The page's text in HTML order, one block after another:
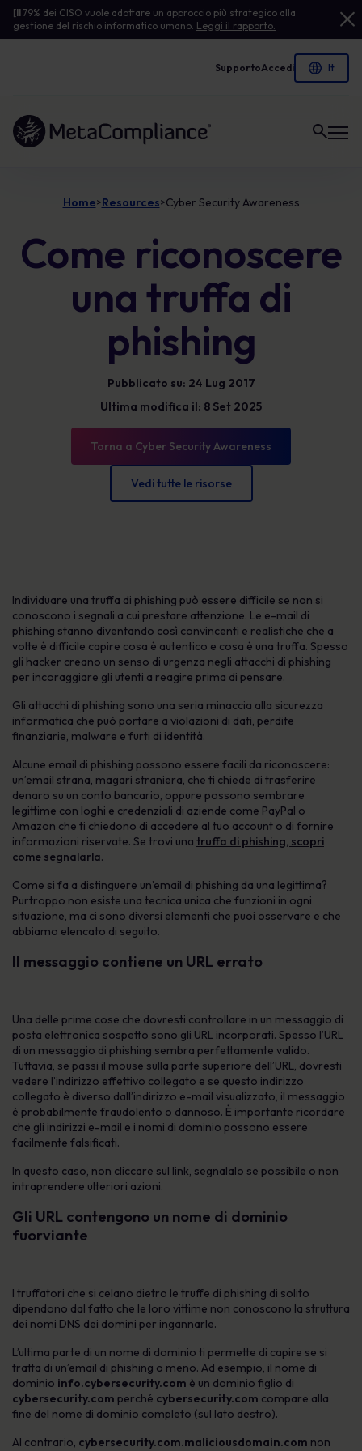
[Il79% dei CISO vuole adottare un approccio più strategico alla
gestione del rischio informatico umano. Leggi il rapporto.
SupportoAccedi
Link alla homepage
Home>Resources>Cyber Security Awareness
Come riconoscere
una truffa di
phishing
Pubblicato su: 24 Lug 2017
Ultima modifica il: 8 Set 2025
Torna a Cyber Security Awareness
Vedi tutte le risorse
Individuare una truffa di phishing può essere difficile se non si
conoscono i segnali a cui prestare attenzione. Le e-mail di
phishing stanno diventando così convincenti e realistiche che a
volte è difficile capire cosa è autentico e cosa è una truffa. Spesso
gli hacker creano un senso di urgenza negli attacchi di phishing
per incoraggiare gli utenti a reagire prima di pensare.
Gli attacchi di phishing sono una seria minaccia alla sicurezza
informatica che può portare a violazioni di dati, perdite
finanziarie, malware e furti di identità.
Alcune email di phishing possono essere facili da riconoscere:
un’email strana, magari straniera, che ti chiede di trasferire
denaro su un conto bancario, oppure possono sembrare
legittime con loghi e credenziali di aziende come PayPal o
Amazon che ti chiedono di accedere al tuo account o di fornire
informazioni riservate. Se trovi una truffa di phishing, scopri
come segnalarla.
Come si fa a distinguere un’email di phishing da una legittima?
Purtroppo non esiste una tecnica unica che funzioni in ogni
situazione, ma ci sono diversi elementi che puoi osservare e che
abbiamo elencato di seguito.
Il messaggio contiene un URL errato
Una delle prime cose che dovresti controllare in un messaggio di
posta elettronica sospetto sono gli URL incorporati. Spesso l’URL
di un messaggio di phishing sembra perfettamente valido.
Tuttavia, se passi il mouse sulla parte superiore dell’URL, dovresti
vedere l’indirizzo effettivo collegato e se questo indirizzo
collegato è diverso dall’indirizzo e-mail visualizzato, il messaggio
è probabilmente fraudolento o dannoso. È importante ricordare
che gli indirizzi e-mail e i nomi di dominio possono essere
facilmente falsificati.
In questo caso, non cliccare sul link, segnalalo se possibile o non
intraprendere ulteriori azioni.
Gli URL contengono un nome di dominio
fuorviante
I truffatori che si celano dietro le truffe di phishing di solito
dipendono dal fatto che le loro vittime non conoscono la struttura
dei nomi DNS dei domini per ingannarle.
L’ultima parte di un nome di dominio ti permette di capire se si
tratta di un’email di phishing o meno. Ad esempio, il nome di
dominio info.cybersecurity.com è un dominio figlio di
cybersecurity.com perché cybersecurity.com compare alla
fine del nome di dominio completo (sul lato destro).
Al contrario, cybersecurity.com.maliciousdomain.com non